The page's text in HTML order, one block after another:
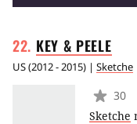
im Jahr
KEY & PEELE
US(2012 - 2015) | Sketche
30
Sketche